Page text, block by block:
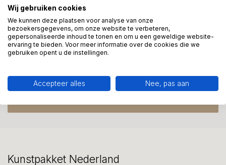
Meer informatie?
ons 7 dagen per week: 06-23643267
Kunstpakket Nederland
Wij gebruiken cookies
We kunnen deze plaatsen voor analyse van onze
bezoekersgegevens, om onze website te verbeteren,
gepersonaliseerde inhoud te tonen en om u een geweldige website-
ervaring te bieden. Voor meer informatie over de cookies die we
gebruiken opent u de instellingen.
Accepteer alles Nee, pas aan